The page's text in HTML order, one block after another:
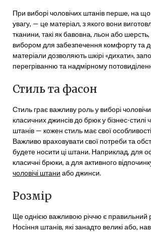
При виборі чоловічих штанів перше, на
увагу, — це матеріал, з якого вони
тканини, такі як бавовна, льон або
вибором для забезпечення комфорту та
матеріали дозволяють шкірі «дихати»,
перегріванню та надмірному
Стиль та фасон
Стиль грає важливу роль у виборі
класичних джинсів до брюк у бізнес-стилі
штанів — кожен стиль має свої
Важливо враховувати свої потреби та
будете носити ці штани. Наприклад, для
класичні брюки, а для активного
чоловічі штани або джинси.
Розмір
Ще однією важливою річчю є правильний
Носіння штанів, які занадто великі або,